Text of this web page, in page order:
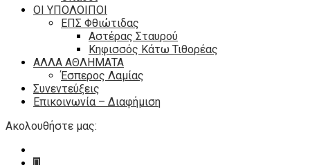
ΟΙ ΥΠΟΛΟΙΠΟΙ
ΕΠΣ Φθιώτιδας
Αστέρας Σταυρού
Κηφισσός Κάτω Τιθορέας
ΑΛΛΑ ΑΘΛΗΜΑΤΑ
Έσπερος Λαμίας
Συνεντεύξεις
Επικοινωνία – Διαφήμιση
Ακολουθήστε μας: